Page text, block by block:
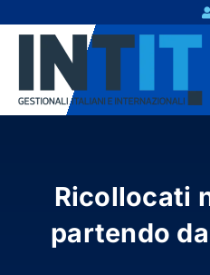
Ricollocati
partendo